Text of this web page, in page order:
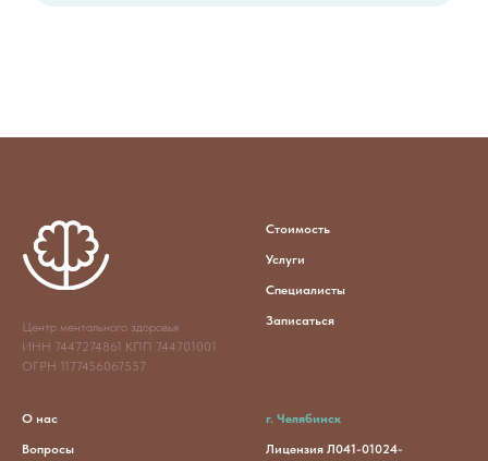
Центр ментального здоровья
ИНН 7447274861 КПП 744701001
ОГРН 1177456067557
Стоимость
Услуги
Специалисты
Записаться
О нас
Вопросы
г. Челябинск
Лицензия Л041-01024-